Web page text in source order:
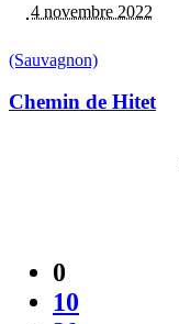
4 novembre 2022
(Sauvagnon)
Chemin de Hitet
0
10